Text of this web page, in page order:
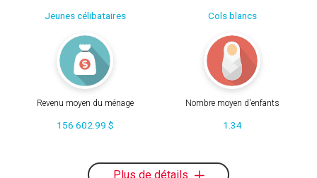
Jeunes célibataires Cols blancs
Revenu moyen du ménage
156 602.99 $
Nombre moyen d'enfants
1.34
Plus de détails